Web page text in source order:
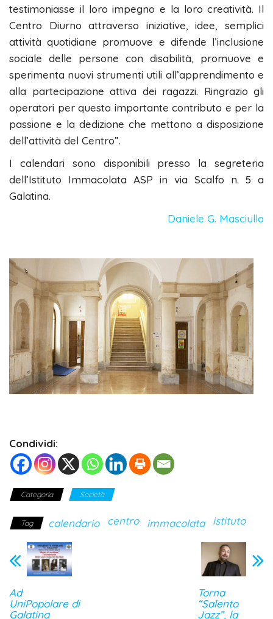
testimoniasse il loro impegno e la loro creatività. Il
Centro Diurno attraverso iniziative, idee, semplici
attività quotidiane promuove e difende l’inclusione
sociale delle persone con disabilità, promuove e
sperimenta nuovi strumenti utili all’apprendimento e
alla partecipazione attiva dei ragazzi. Ringrazio gli
operatori per questo importante contributo e per la
passione e la dedizione che mettono a disposizione
dell’attività del Centro”.
I calendari sono disponibili presso la segreteria
dell’Istituto Immacolata ASP in via Scalfo n. 5 a
Galatina.
Daniele G. Masciullo
Condividi:
Categoria Società
Tag calendario centro immacolata istituto
Ad
UniPopolare di
Galatina
Torna
“Salento
Jazz”, la